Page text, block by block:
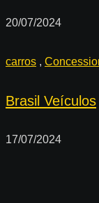
20/07/2024
carros ,
Brasil Veículos
17/07/2024